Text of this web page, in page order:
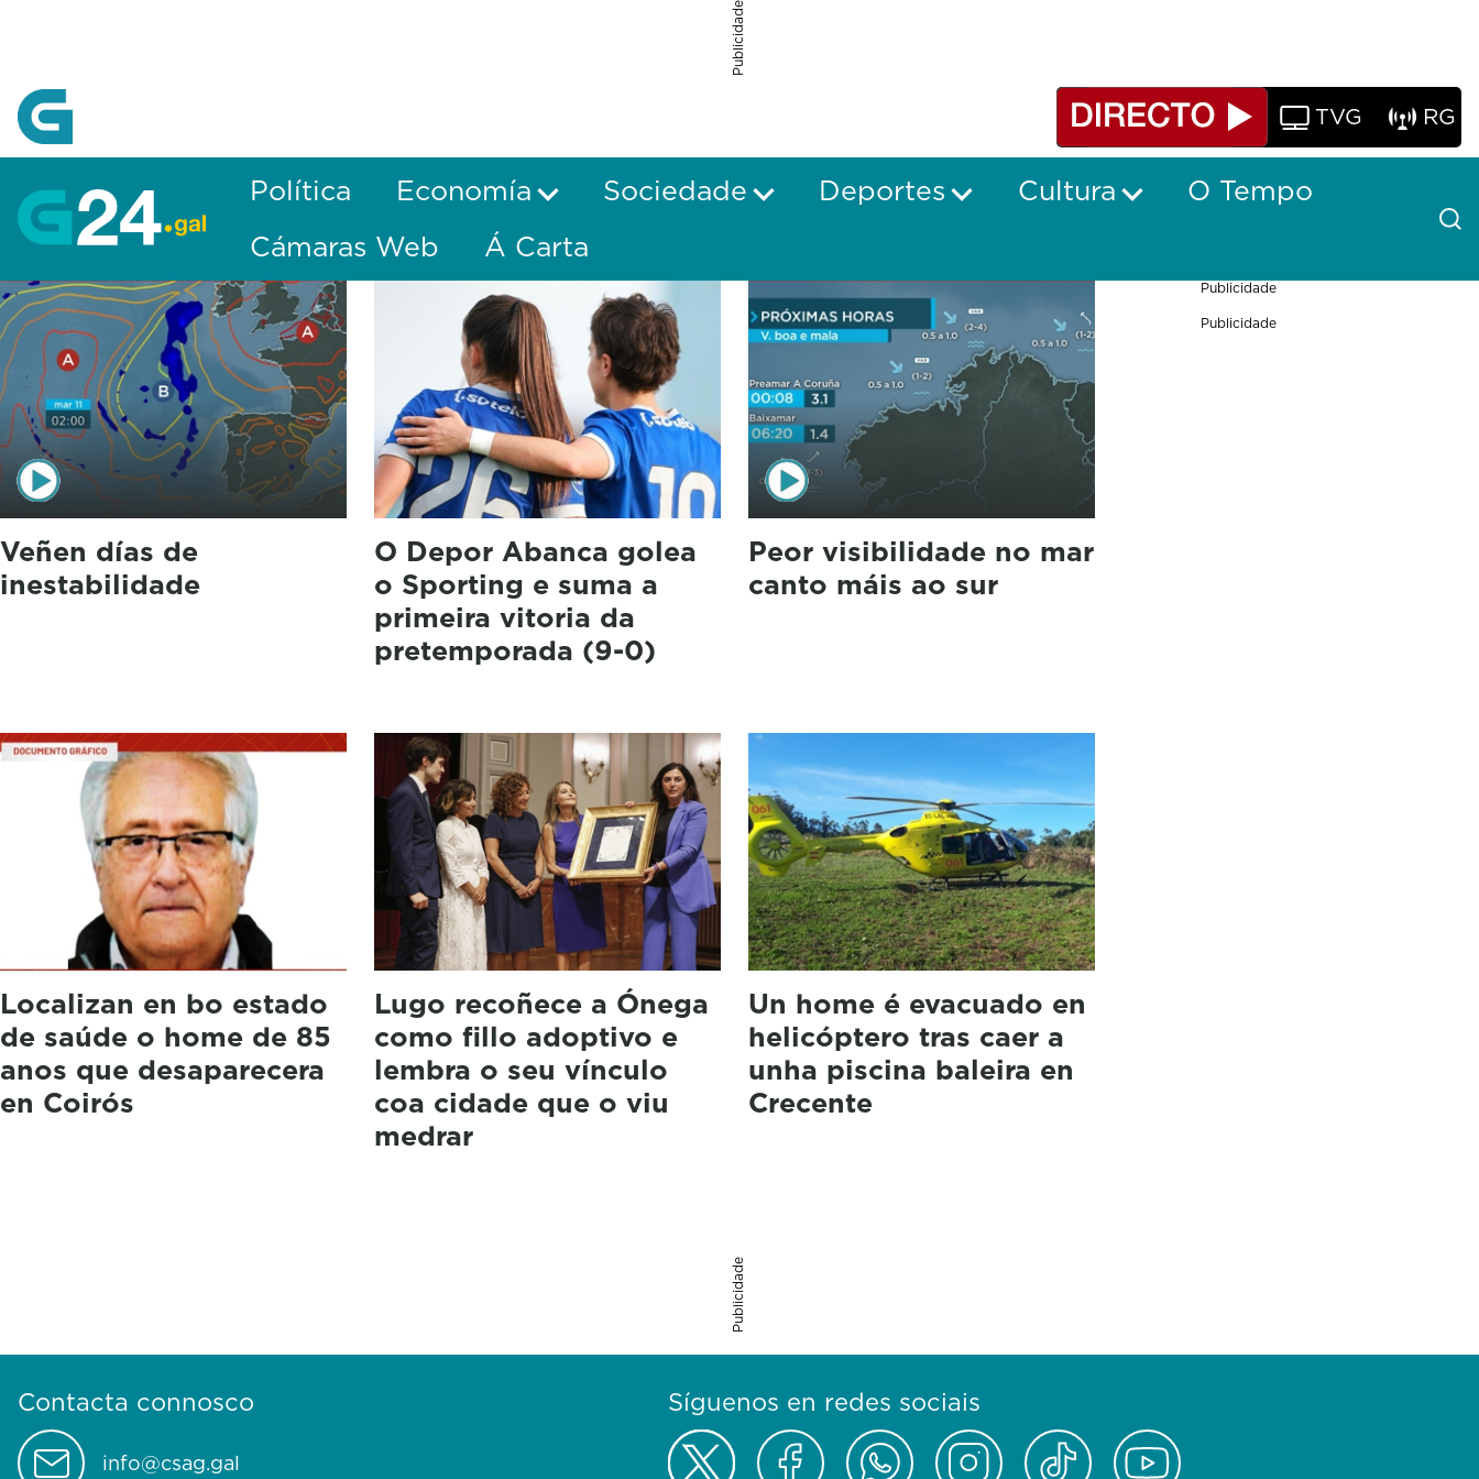
Publicidade
TVG RG
Política Economía Sociedade Deportes Cultura
O Tempo
Cámaras Web
Á Carta
Veñen días de
inestabilidade
O Depor Abanca golea
o Sporting e suma a
primeira vitoria da
pretemporada (9-0)
Peor visibilidade no mar
canto máis ao sur
Localizan en bo estado
de saúde o home de 85
anos que desaparecera
en Coirós
Lugo recoñece a Ónega
como fillo adoptivo e
lembra o seu vínculo
coa cidade que o viu
medrar
Un home é evacuado en
helicóptero tras caer a
unha piscina baleira en
Crecente
Publicidade
Publicidade
Publicidade
Contacta connosco
info@csag.gal
Síguenos en redes sociais